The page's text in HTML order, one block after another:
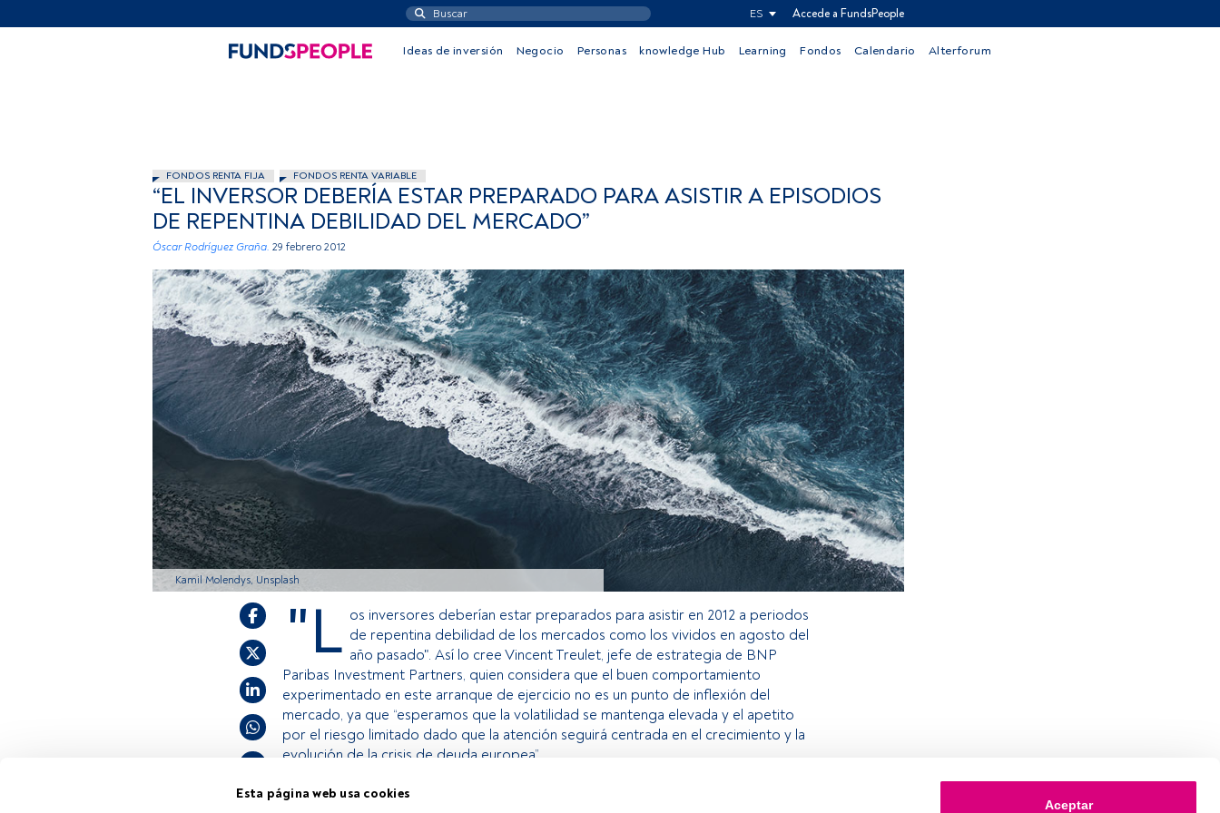
Esta página web usa cookies
Aceptar
ES Accede a FundsPeople
Ideas de inversión Negocio Personas knowledge Hub Learning Fondos Calendario Alterforum
FONDOS RENTA FIJA FONDOS RENTA VARIABLE
“EL INVERSOR DEBERÍA ESTAR PREPARADO PARA ASISTIR A EPISODIOS
DE REPENTINA DEBILIDAD DEL MERCADO”
Óscar Rodríguez Graña. 29 febrero 2012
Kamil Molendys, Unsplash
"L os inversores deberían estar preparados para asistir en 2012 a periodos
de repentina debilidad de los mercados como los vividos en agosto del
año pasado". Así lo cree Vincent Treulet, jefe de estrategia de BNP
Paribas Investment Partners, quien considera que el buen comportamiento
experimentado en este arranque de ejercicio no es un punto de inflexión del
mercado, ya que “esperamos que la volatilidad se mantenga elevada y el apetito
por el riesgo limitado dado que la atención seguirá centrada en el crecimiento y la
evolución de la crisis de deuda europea”.